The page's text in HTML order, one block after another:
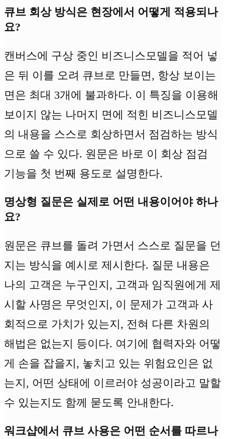
큐브 회상 방식은 현장에서 어떻게 적용되나
요?
캔버스에 구상 중인 비즈니스모델을 적어 넣
은 뒤 이를 오려 큐브로 만들면, 항상 보이는
면은 최대 3개에 불과하다. 이 특징을 이용해
보이지 않는 나머지 면에 적힌 비즈니스모델
의 내용을 스스로 회상하면서 점검하는 방식
으로 쓸 수 있다. 원문은 바로 이 회상 점검
기능을 첫 번째 용도로 설명한다.
명상형 질문은 실제로 어떤 내용이어야 하나
요?
원문은 큐브를 돌려 가면서 스스로 질문을 던
지는 방식을 예시로 제시한다. 질문 내용은
나의 고객은 누구인지, 고객과 임직원에게 제
시할 사명은 무엇인지, 이 문제가 고객과 사
회적으로 가치가 있는지, 전혀 다른 차원의
해법은 없는지 등이다. 여기에 협력자와 어떻
게 손을 잡을지, 놓치고 있는 위험요인은 없
는지, 어떤 상태에 이르러야 성공이라고 말할
수 있는지도 함께 묻도록 안내한다.
워크샵에서 큐브 사용은 어떤 순서를 따르나